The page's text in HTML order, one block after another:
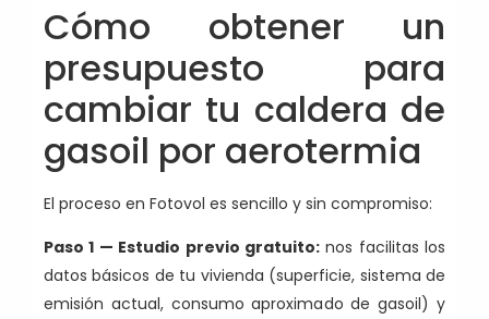
Cómo obtener un
presupuesto para
cambiar tu caldera de
gasoil por aerotermia
El proceso en Fotovol es sencillo y sin compromiso:
Paso 1 — Estudio previo gratuito:nos facilitas los
datos básicos de tu vivienda (superficie, sistema de
emisión actual, consumo aproximado de gasoil) y